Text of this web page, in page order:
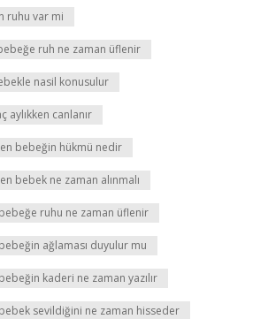
ruhu var mi
ruh ne zaman üflenir
nasil konusulur
aylıkken canlanır
bebeğin hükmü nedir
bebek ne zaman alınmalı
ruhu ne zaman üflenir
ağlaması duyulur mu
kaderi ne zaman yazılır
sevildiğini ne zaman hisseder